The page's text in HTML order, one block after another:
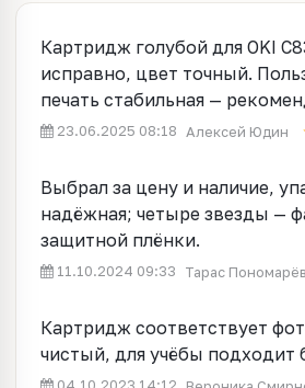
Картридж голубой для OKI
исправно, цвет точный.
печать стабильная —
23.06.2025 08:18 Алексей Юдин
Выбрал за цену и наличие,
надёжная; четыре звезды —
защитной плёнки.
11.10.2024 09:33 Тарас Пономарёв
Картридж соответствует
чистый, для учёбы подходит